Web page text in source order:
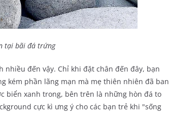
tại bãi đá trứng
đến vậy. Chỉ khi đặt chân đến đây, bạn
kém phần lãng mạn mà mẹ thiên nhiên đã ban
biển xanh trong, bên trên là những hòn đá to
cực kì ưng ý cho các bạn trẻ khi "sống